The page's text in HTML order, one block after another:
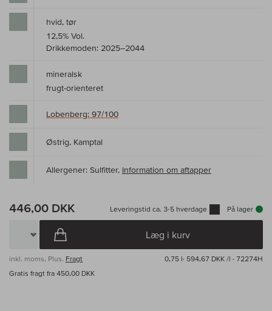
hvid, tør
12,5% Vol.
Drikkemoden: 2025–2044
mineralsk
frugt-orienteret
Lobenberg: 97/100
Østrig, Kamptal
Allergener: Sulfitter, Information om aftapper
446,00 DKK Leveringstid ca. 3-5 hverdage På lager
Læg i kurv
inkl. moms, Plus. Fragt 0,75 l· 594,67 DKK /l · 72274H
Gratis fragt fra 450,00 DKK